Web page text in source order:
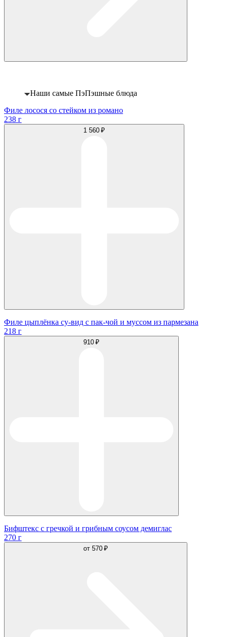
Наши самые ПэПэшные блюда
Филе лосося со стейком из романо
238 г
1 560 ₽
Филе цыплёнка су-вид с пак-чой и муссом из пармезана
218 г
910 ₽
Бифштекс с гречкой и грибным соусом демиглас
270 г
от 570 ₽